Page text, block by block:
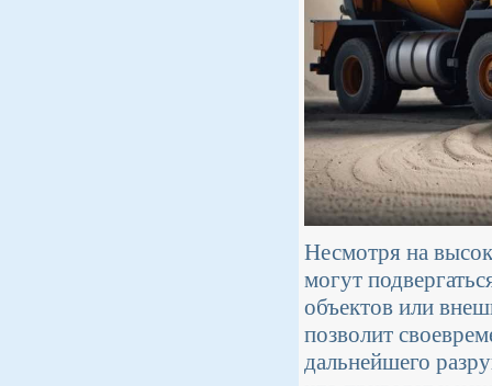
Несмотря на
могут
объектов или
позволит
дальнейшего